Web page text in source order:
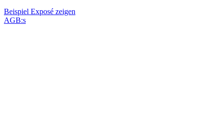
Beispiel Exposé zeigen
AGB:s